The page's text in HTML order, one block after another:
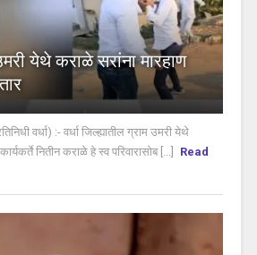
येथे कराळे सरांना मारहाण
वर्धा) :- वर्धा जिल्ह्यातील ग्राम उमरी येथे
नितीन कराळे हे स्व परिवारासोब [...]
Read